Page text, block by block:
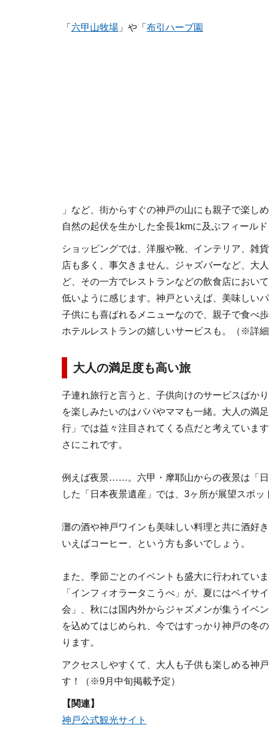
「 六甲山牧場 」や「 布引ハーブ園
」など、街からすぐの神戸の山にも親子で楽し
自然の起伏を生かした全長1kmに及ぶフィール
ショッピングでは、洋服や靴、インテリア、雑
店も多く、事欠きません。ジャズバーなど、大
ど、その一方でレストランなどの飲食店におい
低いように感じます。神戸といえば、美味しい
子供にも喜ばれるメニューなので、親子で食べ
ホテルレストランの嬉しいサービスも。（※詳
大人の満足度も高い旅
子連れ旅行と言うと、子供向けのサービスばか
を楽しみたいのはパパやママも一緒。大人の満
行」では益々注目されてくる点だと考えていま
さにこれです。
例えば夜景……。六甲・摩耶山からの夜景は「
した「日本夜景遺産」では、3ヶ所が展望スポッ
灘の酒や神戸ワインも美味しい料理と共に酒好
いえばコーヒー、という方も多いでしょう。
また、季節ごとのイベントも盛大に行われてい
「インフィオラータこうべ」が。夏にはベイサ
会」、秋には国内外からジャズメンが集うイベ
を込めてはじめられ、今ではすっかり神戸の冬
ります。
アクセスしやすくて、大人も子供も楽しめる神
す！（※9月中旬掲載予定）
【関連】
神戸公式観光サイト